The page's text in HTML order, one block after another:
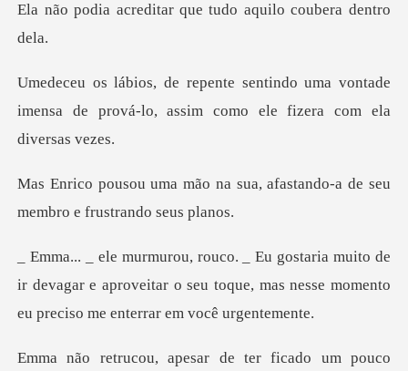
tar que tudo aquilo
uma vontade
imensa de prová-lo, assim
sua, afastando-a de seu
mem
de
ir devagar e aproveitar o seu toque, mas nesse m
esar de ter ficado um